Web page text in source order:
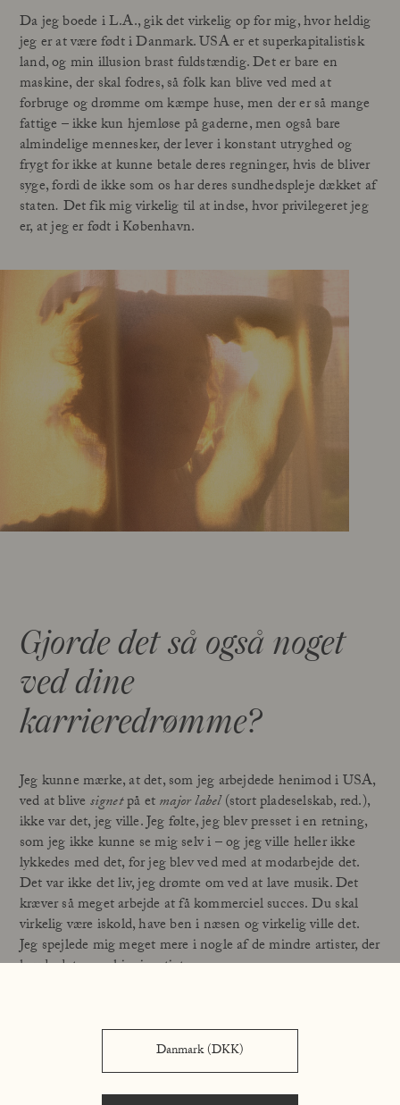
Da jeg boede i L.A., gik det virkelig op for mig, hvor heldig
jeg er at være født i Danmark. USA er et superkapitalistisk
land, og min illusion brast fuldstændig. Det er bare en
maskine, der skal fodres, så folk kan blive ved med at
forbruge og drømme om kæmpe huse, men der er så mange
fattige – ikke kun hjemløse på gaderne, men også bare
almindelige mennesker, der lever i konstant utryghed og
frygt for ikke at kunne betale deres regninger, hvis de bliver
syge, fordi de ikke som os har deres sundhedspleje dækket af
staten. Det fik mig virkelig til at indse, hvor privilegeret jeg
er, at jeg er født i København.
Gjorde det så også noget
ved dine
karrieredrømme?
Jeg kunne mærke, at det, som jeg arbejdede henimod i USA,
ved at blive signetpå etmajor label(stort pladeselskab, red.),
ikke var det, jeg ville. Jeg følte, jeg blev presset i en retning,
som jeg ikke kunne se mig selv i – og jeg ville heller ikke
lykkedes med det, for jeg blev ved med at modarbejde det.
Det var ikke det liv, jeg drømte om ved at lave musik. Det
kræver så meget arbejde at få kommerciel succes. Du skal
virkelig være iskold, have ben i næsen og virkelig ville det.
Jeg spejlede mig meget mere i nogle af de mindre artister, der
havde det mere hippieagtigt.
mig handler det om, hvor mange mennesker, der skal have
lov at være en del af den proces og styre den – kun med det
for øje, at det skal generere penge. Særligt som kvindelig
artist er der rigtig mange, der synes, de har en god ide på ens
Danmark (DKK)